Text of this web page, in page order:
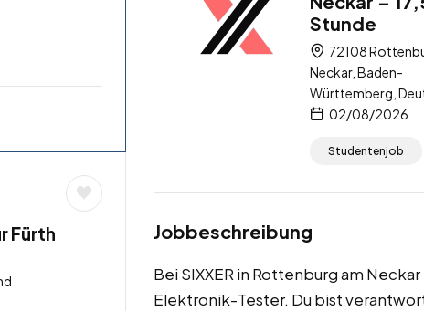
Fürth
Stunde
72108
Neckar, Baden-
Württemberg,
02/08/2026
Studentenjob
Jobbeschreibung
Bei SIXXER in Rottenburg am
Elektronik-Tester. Du bist